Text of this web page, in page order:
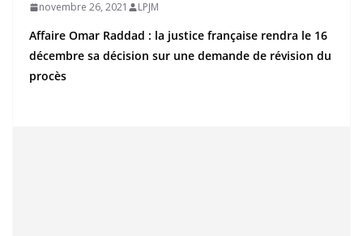
novembre 26, 2021 LPJM
Affaire Omar Raddad : la justice française rendra le 16
décembre sa décision sur une demande de révision du
procès